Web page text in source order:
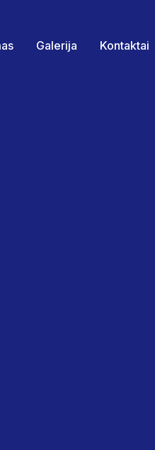
Galerija Kontaktai